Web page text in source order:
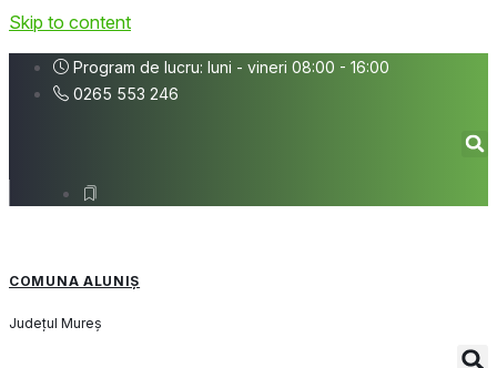
Skip to content
Program de lucru: luni - vineri 08:00 - 16:00
0265 553 246
COMUNA ALUNIȘ
Județul Mureș